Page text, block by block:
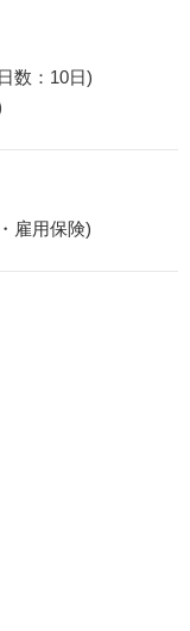
数：10日)
雇用保険)